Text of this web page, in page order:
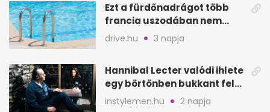
Ezt a fürdőnadrágot több
francia uszodában nem
fogadják el
drive.hu 3 napja
Hannibal Lecter valódi ihlete
egy börtönben bukkant fel
Thomas Harrisnek
instylemen.hu 2 napja